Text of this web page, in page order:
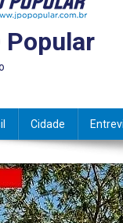
Popular
Cidade